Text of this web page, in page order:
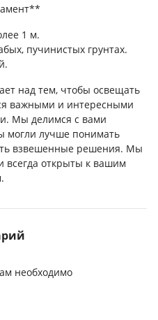
1 м.
пучинистых грунтах.
над тем, чтобы освещать
важными и интересными
Мы делимся с вами
могли лучше понимать
взвешенные решения. Мы
всегда открыты к вашим
необходимо